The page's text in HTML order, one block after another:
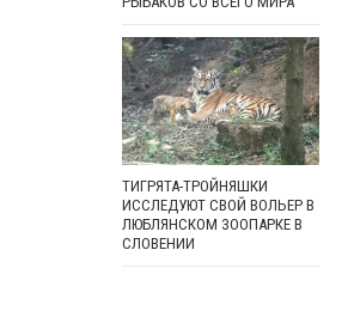
ТИГРЯТА-ТРОЙНЯШКИ
ИССЛЕДУЮТ СВОЙ ВОЛЬЕР В
ЛЮБЛЯНСКОМ ЗООПАРКЕ В
СЛОВЕНИИ